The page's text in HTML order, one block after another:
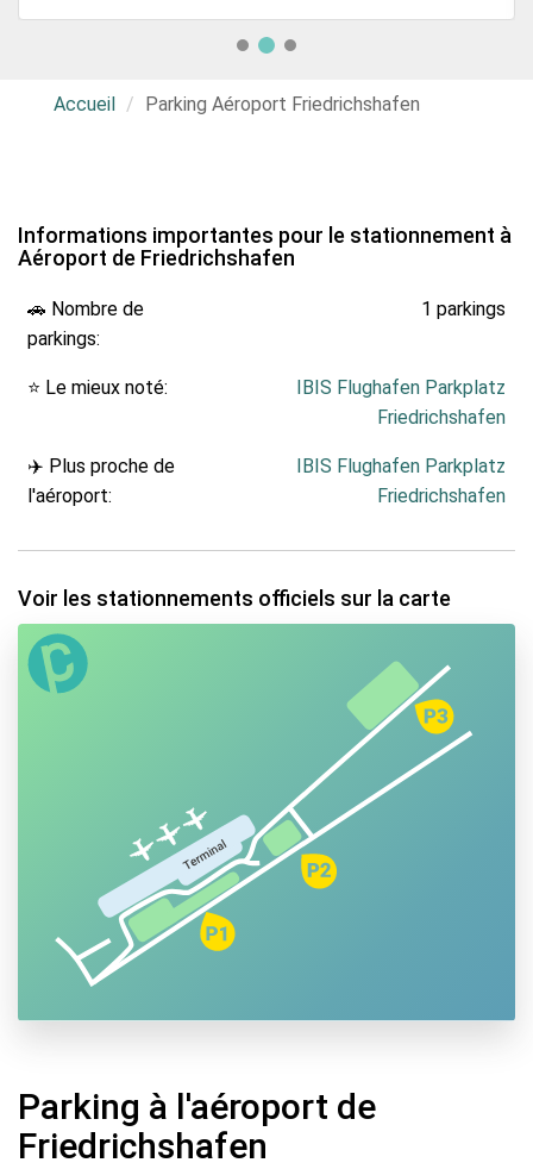
Accueil Parking Aéroport Friedrichshafen
Informations importantes pour le stationnement à
Aéroport de Friedrichshafen
🚗 Nombre de
parkings:
1 parkings
⭐ Le mieux noté:
IBIS Flughafen Parkplatz
Friedrichshafen
✈️ Plus proche de
l'aéroport:
IBIS Flughafen Parkplatz
Friedrichshafen
Voir les stationnements officiels sur la carte
Parking à l'aéroport de
Friedrichshafen